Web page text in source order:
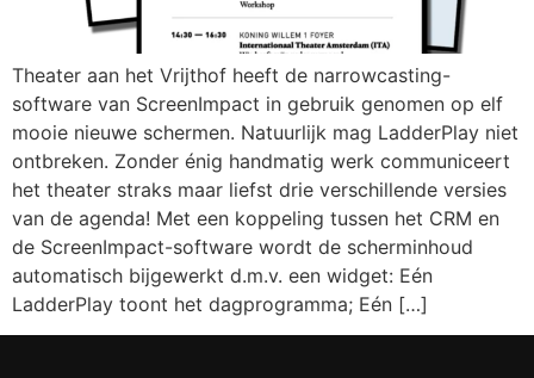
Theater aan het Vrijthof heeft de narrowcasting-
software van ScreenImpact in gebruik genomen op elf
mooie nieuwe schermen. Natuurlijk mag LadderPlay niet
ontbreken. Zonder énig handmatig werk communiceert
het theater straks maar liefst drie verschillende versies
van de agenda! Met een koppeling tussen het CRM en
de ScreenImpact-software wordt de scherminhoud
automatisch bijgewerkt d.m.v. een widget: Eén
LadderPlay toont het dagprogramma; Eén […]